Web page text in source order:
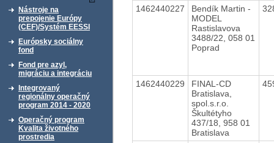
Nástroje na
prepojenie Európy
(CEF)/Systém EESSI
Európsky sociálny
fond
Fond pre azyl,
migráciu a integráciu
Integrovaný
regionálny operačný
program 2014 - 2020
Operačný program
Kvalita životného
prostredia
1462440227
Bendík Martin -
MODEL
Rastislavova
3488/22, 058 01
Poprad
1462440229
FINAL-CD
Bratislava,
spol.s.r.o.
Škultétyho
437/18, 958 01
Bratislava